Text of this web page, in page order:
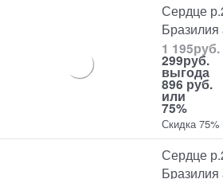
Сердце
Бразилия
1 195руб.
299руб.
выгода
896 руб.
или
75%
Скидка 75%
Сердце
Бразилия